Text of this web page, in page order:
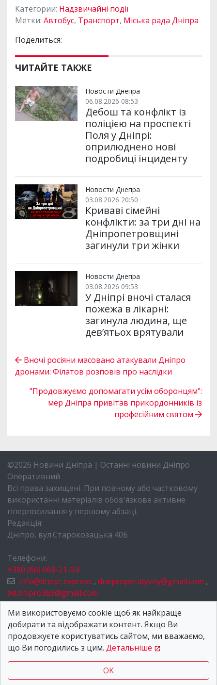
Категории: Надзвичайні події
Метки: Автобус, Транспорт, Міська рада Дніпра
Поделиться:
ЧИТАЙТЕ ТАКЖЕ
Новости Днепра
06.08.2026 08:53
Дебош та конфлікт із
поліцією на проспекті
Поля у Дніпрі:
оприлюднено нові
подробиці інциденту
Новости Днепра
03.08.2026 20:50
Криваві сімейні
конфлікти: за три дні на
Дніпропетровщині
загинули три жінки
Новости Днепра
03.08.2026 09:53
У Дніпрі вночі сталася
пожежа в лікарні:
загинула людина, ще
дев’ятьох врятували
Вночі росіяни масовано атакували Дніпро
дронами: Філатов розповів про наслідки
"Продовжуємо допомагати усім оборонцям":
мер Дніпра привітав прикордонників із
професійним святом
©2026 Новини Дніпра | Останні новини Дніпро
Оперативний
Всі права захищені. При повному або частковому
використанні матеріалів обов'язкове активне
гіперпосилання у першому абзаці.
Редакція:
Дніпро, вул.Старокозацька 40Б
Телефони:
+380 (66) 068-21-04
info@dnepr.express , dneproperatyvny@gmail.com ,
ad.dnipro365@gmail.com
НОВИНИ ДНІПРА
ПРО НАС
КОНТАКТИ
Ми використовуємо cookie щоб як найкраще
добирати та відображати контент. Якщо Ви
продовжуєте користуватись сайтом, ми вважаємо,
що Ви погодились з цим. Детальніше
OK